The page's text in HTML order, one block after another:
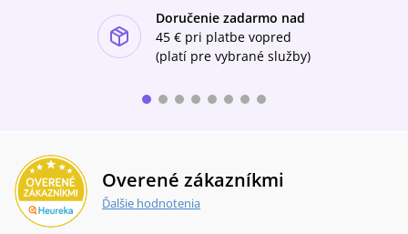
Doručenie zadarmo nad
45 € pri platbe vopred
(platí pre vybrané služby)
Overené zákazníkmi
Ďalšie hodnotenia